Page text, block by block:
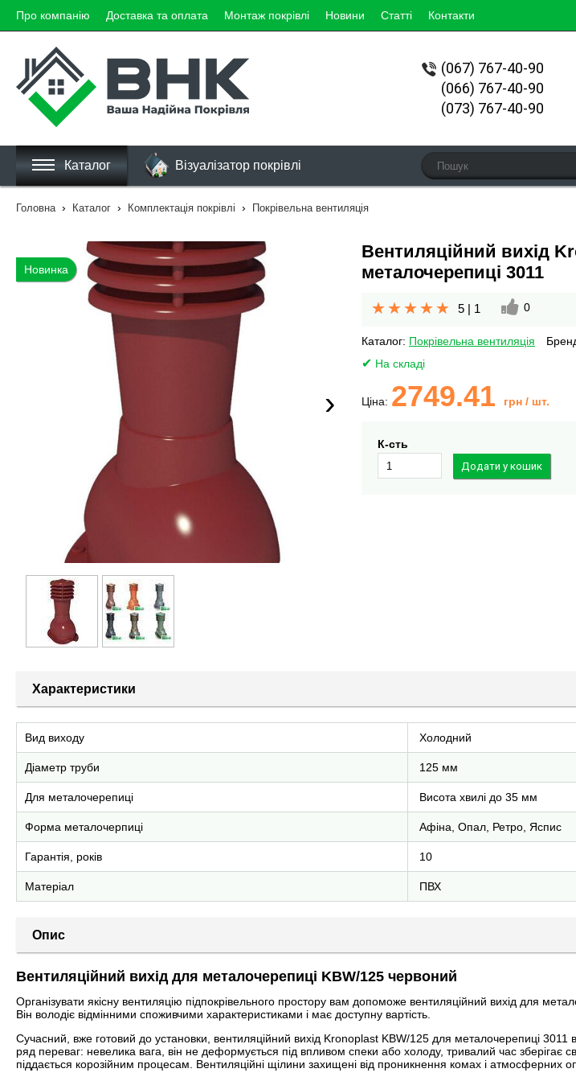
Про компанію Доставка та оплата Монтаж покрівлі Новини Статті Контакти
(067) 767-40-90
(066) 767-40-90
(073) 767-40-90
Каталог Візуалізатор покрівлі
Головна › Каталог › Комплектація покрівлі › Покрівельна вентиляція
›
Новинка
Вентиляційний вихід
металочерепиці 3011
5 | 1 0
Каталог: Покрівельна вентиляція
На складі
Ціна: 2749.41 грн / шт.
К-сть
Характеристики
Вид виходу Холодний
Діаметр труби 125 мм
Для металочерепиці Висота хвилі до 35 мм
Форма металочерпиці Афіна, Опал, Ретро, Яспис
Гарантія, років 10
Матеріал ПВХ
Опис
Вентиляційний вихід для металочерепиці KBW/125 червоний
Організувати якісну вентиляцію підпокрівельного простору вам допоможе вентиляційний вихід для
Він володіє відмінними споживчими характеристиками і має доступну вартість.
Сучасний, вже готовий до установки, вентиляційний вихід Kronoplast KBW/125 для металочерепиці
ряд переваг: невелика вага, він не деформується під впливом спеки або холоду, тривалий час зберігає
піддається корозійним процесам. Вентиляційні щілини захищені від проникнення комах і атмосферних